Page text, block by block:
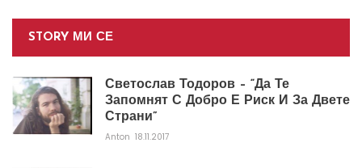
STORY МИ СЕ
Светослав Тодоров – “Да Те
Запомнят С Добро Е Риск И За Двете
Страни”
Anton 18.11.2017